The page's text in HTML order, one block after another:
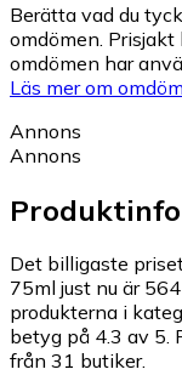
Berätta vad du
omdömen.
omdömen har
Läs mer om
Annons
Annons
Det billigaste
75ml just nu är
produkterna i
betyg på 4.3 av 5.
från 31 butiker.